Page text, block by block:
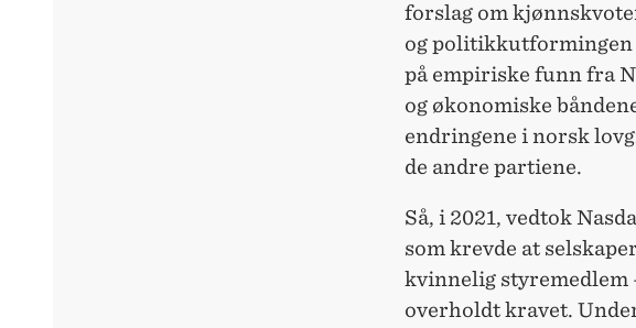
forslag om
og politikkutformingen
på empiriske funn fra
og økonomiske
endringene i norsk
de andre partiene.
Så, i 2021, vedtok
som krevde at
kvinnelig styremedlem
overholdt kravet.